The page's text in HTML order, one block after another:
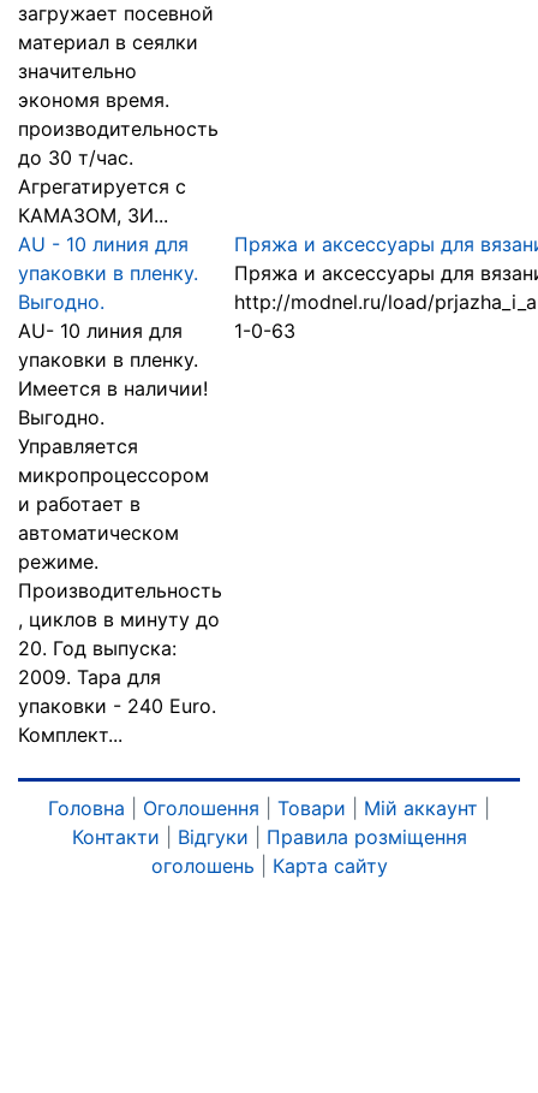
загружает посевной
материал в сеялки
значительно
экономя время.
производительность
до 30 т/час.
Агрегатируется с
КАМАЗОМ, ЗИ...
AU - 10 линия для
упаковки в пленку.
Выгодно.
AU- 10 линия для
упаковки в пленку.
Имеется в наличии!
Выгодно.
Управляется
микропроцессором
и работает в
автоматическом
режиме.
Производительность
, циклов в минуту до
20. Год выпуска:
2009. Тара для
упаковки - 240 Euro.
Комплект...
Пряжа и аксессуары для
Пряжа и аксессуары для
http://modnel.ru/load/
1-0-63
Головна Оголошення Товари Мій аккаунт
Контакти
Відгуки
Правила розміщення
оголошень
Карта сайту